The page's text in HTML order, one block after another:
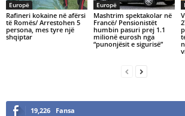
Europë
Rafineri kokaine në afërsi
të Romës/ Arrestohen 5
persona, mes tyre një
shqiptar
Europë
Mashtrim spektakolar në
Francë/ Pensionistët
humbin pasuri prej 1.1
milionë eurosh nga
“punonjësit e sigurisë”
19,226 Fansa